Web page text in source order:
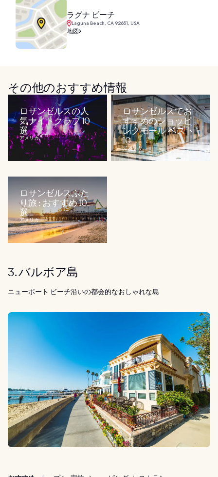
ラグナ ビーチ
Laguna Beach, CA 92651, USA
地図
その他のおすすめ情報
ロサンゼルスの人
気ナイトクラブ 10
選
アメリカ
ロサンゼルスでお
すすめのショッピ
ングモール ベスト
10
アメリカ
ロサンゼルスふた
り旅 : おすすめ 10
選
アメリカ
3. バルボア島
ニューポート ビーチ沿いの都会的なおしゃれな島